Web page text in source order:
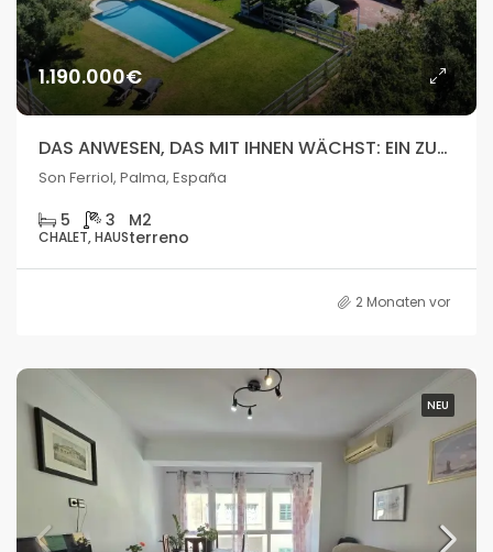
1.190.000€
DAS ANWESEN, DAS MIT IHNEN WÄCHST: EIN ZUHAUSE, DOPPELTE UNABHÄNGIGKEIT, UNENDLICHE MÖGLICHKEITEN.
Son Ferriol, Palma, España
5 3
CHALET, HAUS
2 Monaten vor
NEU